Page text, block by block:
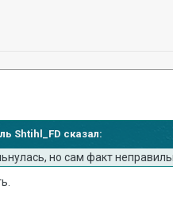
Shtihl_FD сказал:
но сам факт